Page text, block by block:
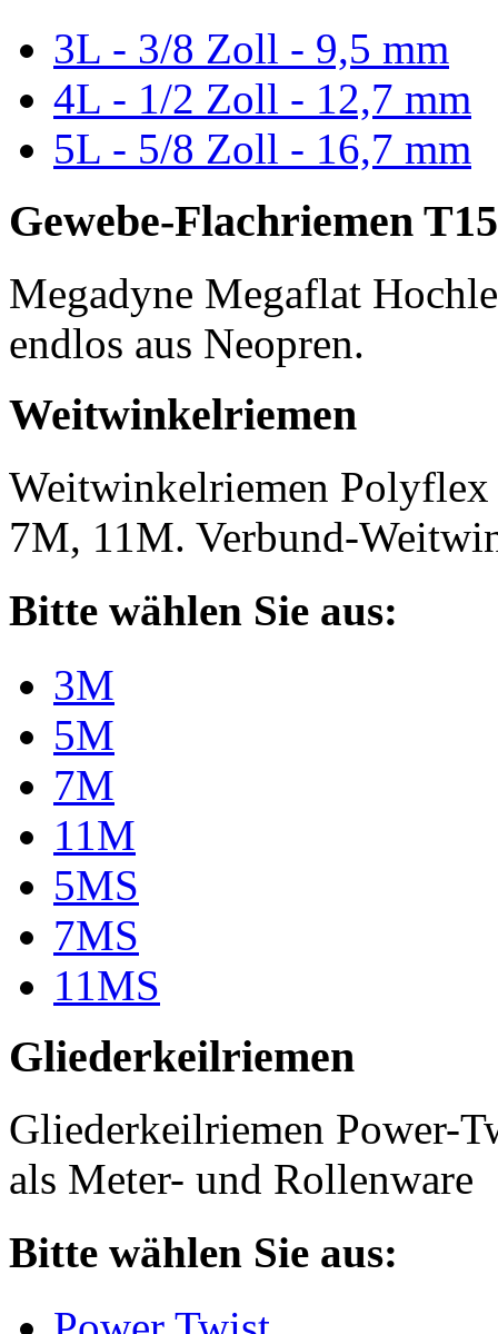
3L - 3/8 Zoll - 9,5 mm
4L - 1/2 Zoll - 12,7 mm
5L - 5/8 Zoll - 16,7 mm
Gewebe-Flachriemen
Megadyne Megaflat
endlos aus Neopren.
Weitwinkelriemen
Weitwinkelriemen
7M, 11M. Verbund-
Bitte wählen Sie aus:
3M
5M
7M
11M
5MS
7MS
11MS
Gliederkeilriemen
Gliederkeilriemen Power-
als Meter- und Rollenware
Bitte wählen Sie aus: